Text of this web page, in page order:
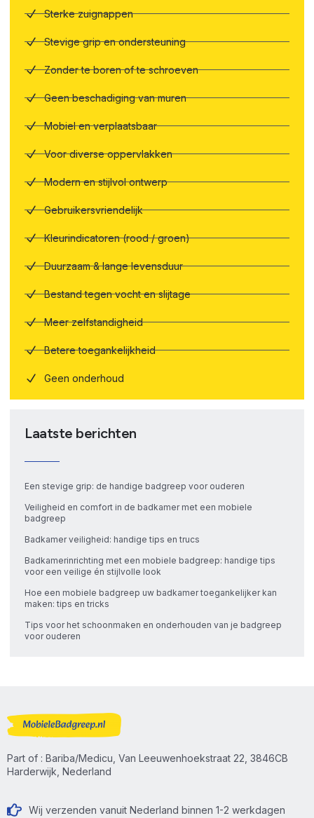
Sterke zuignappen
Stevige grip en ondersteuning
Zonder te boren of te schroeven
Geen beschadiging van muren
Mobiel en verplaatsbaar
Voor diverse oppervlakken
Modern en stijlvol ontwerp
Gebruikersvriendelijk
Kleurindicatoren (rood / groen)
Duurzaam & lange levensduur
Bestand tegen vocht en slijtage
Meer zelfstandigheid
Betere toegankelijkheid
Geen onderhoud
Laatste berichten
Een stevige grip: de handige badgreep voor ouderen
Veiligheid en comfort in de badkamer met een mobiele
badgreep
Badkamer veiligheid: handige tips en trucs
Badkamerinrichting met een mobiele badgreep: handige tips
voor een veilige én stijlvolle look
Hoe een mobiele badgreep uw badkamer toegankelijker kan
maken: tips en tricks
Tips voor het schoonmaken en onderhouden van je badgreep
voor ouderen
Part of : Bariba/Medicu, Van Leeuwenhoekstraat 22, 3846CB
Harderwijk, Nederland
Wij verzenden vanuit Nederland binnen 1-2 werkdagen